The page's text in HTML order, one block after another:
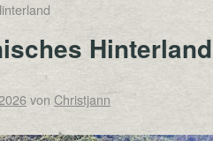
von Christjann